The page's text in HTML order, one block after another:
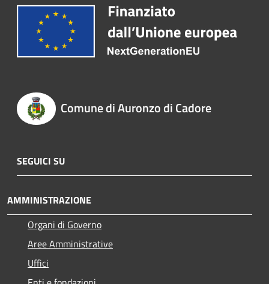
Comune di Auronzo di Cadore
SEGUICI SU
AMMINISTRAZIONE
Organi di Governo
Aree Amministrative
Uffici